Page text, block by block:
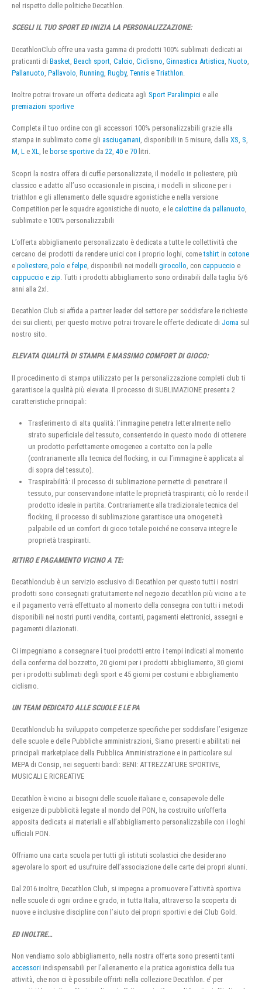
nel rispetto delle politiche Decathlon.
SCEGLI IL TUO SPORT ED INIZIA LA PERSONALIZZAZIONE:
DecathlonClub offre una vasta gamma di prodotti 100% sublimati dedicati ai
praticanti di Basket Beach sport Calcio Ciclismo Ginnastica Artistica Nuoto
Pallanuoto Pallavolo Running Rugby, Tennis e Triathlon
Inoltre potrai trovare un offerta dedicata agli Sport Paralimpici e alle
premiazioni sportive
Completa il tuo ordine con gli accessori 100% personalizzabili grazie alla
stampa in sublimato come gli asciugamani, disponibili in 5 misure, dalla XS, S,
M, L e XL, le borse sportive da 22, 40 e 70 litri.
Scopri la nostra offera di cuffie personalizzate, il modello in poliestere, più
classico e adatto all’uso occasionale in piscina, i modelli in silicone per i
triathlon e gli allenamento delle squadre agonistiche e nella versione
Competition per le squadre agonistiche di nuoto, e le calottine da pallanuoto
sublimate e 100% personalizzabili
L’offerta abbigliamento personalizzato è dedicata a tutte le collettività che
cercano dei prodotti da rendere unici con i proprio loghi, cometshirt in cotone
e poliestere polo e felpe , disponibili nei modelli girocollo , con cappuccio e
cappuccio e zip . Tutti i prodotti abbigliamento sono ordinabili dalla taglia 5/6
anni alla 2xl.
Decathlon Club si affida a partner leader del settore per soddisfare le richieste
dei sui clienti, per questo motivo potrai trovare le offerte dedicate di Joma sul
nostro sito.
ELEVATA QUALITÀ DI STAMPA E MASSIMO COMFORT DI GIOCO:
Il procedimento di stampa utilizzato per la personalizzazione completi club ti
garantisce la qualità più elevata. Il processo di SUBLIMAZIONE presenta 2
caratteristiche principali:
Trasferimento di alta qualità: l’immagine penetra letteralmente nello
strato superficiale del tessuto, consentendo in questo modo di ottenere
un prodotto perfettamente omogeneo a contatto con la pelle
(contrariamente alla tecnica del flocking, in cui l’immagine è applicata al
di sopra del tessuto).
Traspirabilità: il processo di sublimazione permette di penetrare il
tessuto, pur conservandone intatte le proprietà traspiranti; ciò lo rende il
prodotto ideale in partita. Contrariamente alla tradizionale tecnica del
flocking, il processo di sublimazione garantisce una omogeneità
palpabile ed un comfort di gioco totale poiché ne conserva integre le
proprietà traspiranti.
RITIRO E PAGAMENTO VICINO A TE:
Decathlonclub è un servizio esclusivo di Decathlon per questo tutti i nostri
prodotti sono consegnati gratuitamente nel negozio decathlon più vicino a te
e il pagamento verrà effettuato al momento della consegna con tutti i metodi
disponibili nei nostri punti vendita, contanti, pagamenti elettronici, assegni e
pagamenti dilazionati.
Ci impegniamo a consegnare i tuoi prodotti entro i tempi indicati al momento
della conferma del bozzetto, 20 giorni per i prodotti abbigliamento, 30 giorni
per i prodotti sublimati degli sport e 45 giorni per costumi e abbigliamento
ciclismo.
UN TEAM DEDICATO ALLE SCUOLE E LE PA
Decathlonclub ha sviluppato competenze specifiche per soddisfare l’esigenze
delle scuole e delle Pubbliche amministrazioni, Siamo presenti e abilitati nei
principali marketplace della Pubblica Amministrazione e in particolare sul
MEPA di Consip, nei seguenti bandi: BENI: ATTREZZATURE SPORTIVE,
MUSICALI E RICREATIVE
Decathlon è vicino ai bisogni delle scuole italiane e, consapevole delle
esigenze di pubblicità legate al mondo del PON, ha costruito un’offerta
apposita dedicata ai materiali e all’abbigliamento personalizzabile con i loghi
ufficiali PON.
Offriamo una carta scuola per tutti gli istituti scolastici che desiderano
agevolare lo sport ed usufruire dell’associazione delle carte dei propri alunni.
Dal 2016 inoltre, Decathlon Club, si impegna a promuovere l’attività sportiva
nelle scuole di ogni ordine e grado, in tutta Italia, attraverso la scoperta di
nuove e inclusive discipline con l’aiuto dei propri sportivi e dei Club Gold.
ED INOLTRE…
Non vendiamo solo abbigliamento, nella nostra offerta sono presenti tanti
accessori indispensabili per l’allenamento e la pratica agonistica della tua
attività, che non ci è possibile offrirti nella collezione Decathlon. e’ per